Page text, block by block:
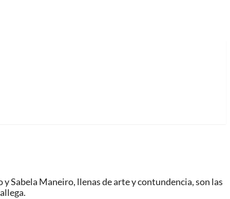
Sabela Maneiro, llenas de arte y contundencia, son las